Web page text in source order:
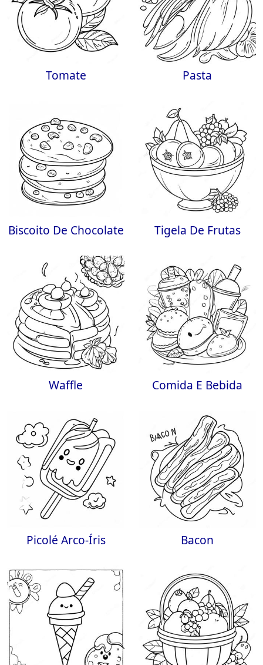
Tomate Pasta
Biscoito De Chocolate Tigela De Frutas
Waffle Comida E Bebida
Picolé Arco-Íris Bacon